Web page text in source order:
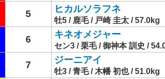
5 ヒカルソラフネ
牡5 / 鹿毛 / 戸崎 圭太 / 57.0kg
6 キネオメジャー
セン3 / 栗毛 / 御神本 訓史 /
7 ジーニアイ
牡3 / 青毛 / 木幡 初也 / 51.0kg